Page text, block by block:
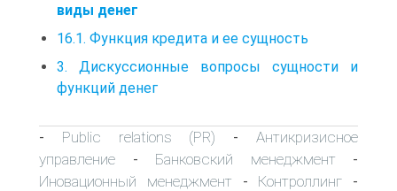
виды денег
16.1. Функция кредита и ее сущность
3. Дискуссионные вопросы сущности и
функций денег
- Public relations (PR) -Антикризисное
управление - Банковский менеджмент -
Иновационный менеджмент - Контроллинг -